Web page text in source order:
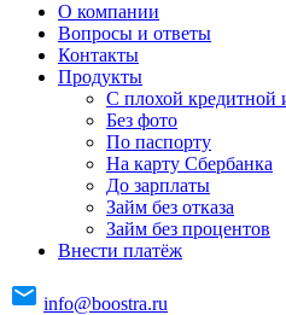
О компании
Вопросы и ответы
Контакты
Продукты
C плохой кредитной
Без фото
По паспорту
На карту Сбербанка
До зарплаты
Займ без отказа
Займ без процентов
Внести платёж
info@boostra.ru